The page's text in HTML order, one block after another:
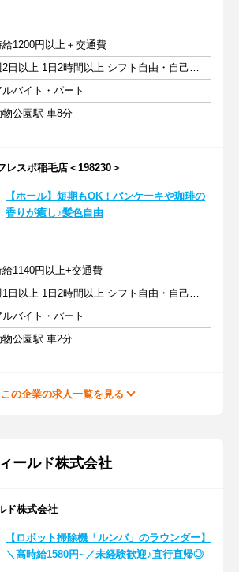
給1200円以上＋交通費
週2日以上 1日2時間以上 シフト自由・自己申告
ルバイト・パート
物公園駅 車8分
スポ稲毛店＜198230＞
【ホール】短期もOK！パンケーキや珈琲の
香りが癒し♪髪色自由
給1140円以上+交通費
週1日以上 1日2時間以上 シフト自由・自己申告
ルバイト・パート
物公園駅 車2分
この企業の求人一覧を見る
ールド株式会社
ド株式会社
【ロボット掃除機「ルンバ」のラウンダー】
＼高時給1580円~／未経験歓迎♪直行直帰◎